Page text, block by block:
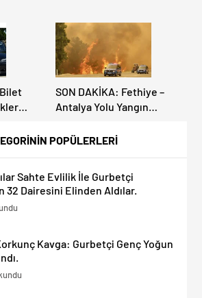
POPÜLERLERİ
Sahte Evlilik İle Gurbetçi
32 Dairesini Elinden Aldılar.
Kavga: Gurbetçi Genç Yoğun
Bilet
SON DAKİKA: Fethiye –
Antalya Yolu Yangın
Kapatıldı! Tahliyeler